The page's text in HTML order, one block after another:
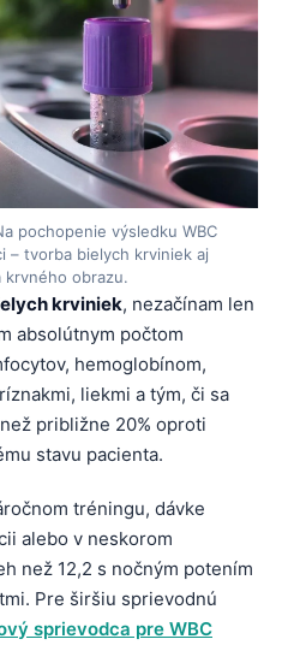
pochopenie výsledku WBC
– tvorba bielych krviniek aj
krvného obrazu.
krviniek, nezačínam len
absolútnym počtom
hemoglobínom,
liekmi a tým, či sa
približne 20% oproti
stavu pacienta.
tréningu, dávke
alebo v neskorom
než 12,2 s nočným potením
Pre širšiu sprievodnú
sprievodca pre WBC